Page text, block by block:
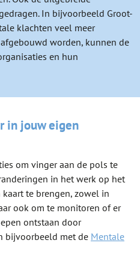
In bijvoorbeeld Groot-
klachten veel meer
worden, kunnen de
en hun
in jouw eigen
om vinger aan de pols te
in het werk op het
te brengen, zowel in
ook om te monitoren of er
ontstaan door
bijvoorbeeld met de Mentale